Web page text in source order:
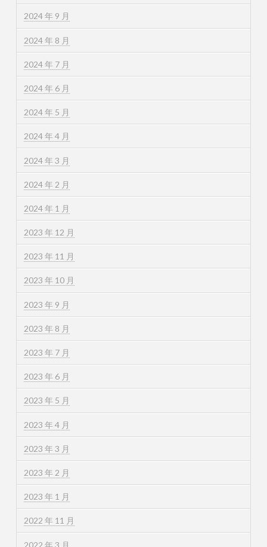
2024 年 9 月
2024 年 8 月
2024 年 7 月
2024 年 6 月
2024 年 5 月
2024 年 4 月
2024 年 3 月
2024 年 2 月
2024 年 1 月
2023 年 12 月
2023 年 11 月
2023 年 10 月
2023 年 9 月
2023 年 8 月
2023 年 7 月
2023 年 6 月
2023 年 5 月
2023 年 4 月
2023 年 3 月
2023 年 2 月
2023 年 1 月
2022 年 11 月
2022 年 3 月